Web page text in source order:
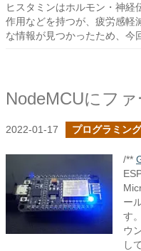
ヒスタミンはホルモン・神経
作用などを持つが、疲労感軽
な情報が見つかったため、今
2022-01-17 プログラミング
/**
ー
す
ウ
し